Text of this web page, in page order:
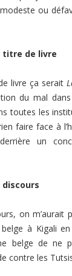
ou
titre de livre
livre ça serait
du mal dans
toutes les
faire face à
derrière un
discours
on m’aurait
à Kigali
belge de ne
contre les